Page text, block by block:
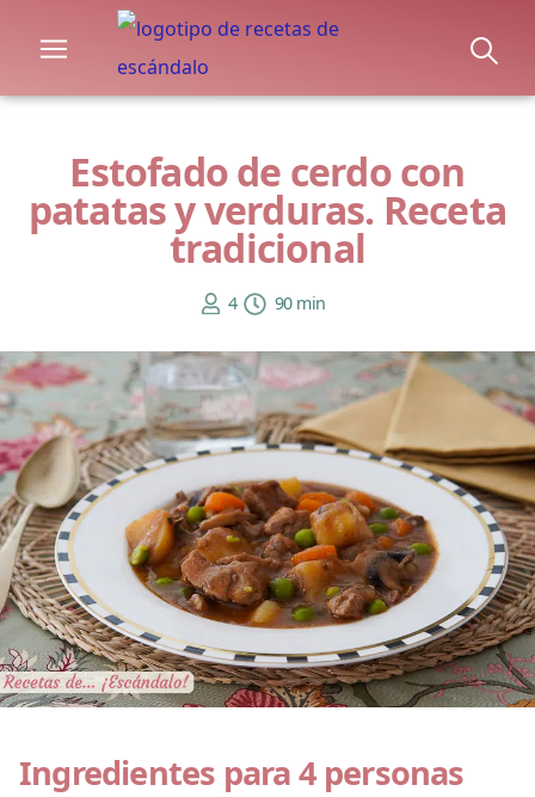
Estofado de cerdo con
patatas y verduras. Receta
tradicional
4 90 min
Ingredientes para 4 personas